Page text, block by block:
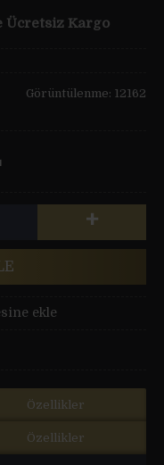
Ücretsiz Kargo
Görüntülenme: 12162
+
ekle
Özellikler
Özellikler